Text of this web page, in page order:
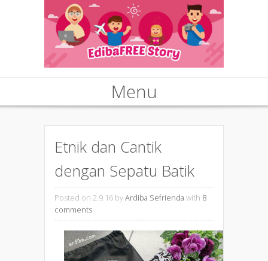
Menu
Etnik dan Cantik
dengan Sepatu Batik
Posted on 2.9.16 byArdiba Sefrienda with 8
comments